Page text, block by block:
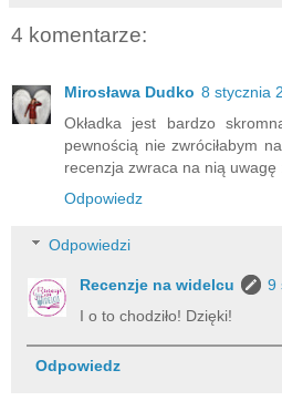
4 komentarze:
Mirosława Dudko 8 stycznia
Okładka jest bardzo
pewnością nie zwróciłabym
recenzja zwraca na nią uwagę
Odpowiedz
Odpowiedzi
Recenzje na widelcu
9
I o to chodziło! Dzięki!
Odpowiedz